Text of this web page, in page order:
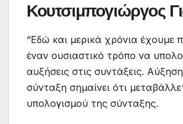
Κουτσιμπογιώργος
“Εδώ και μερικά χρόνια έχουμε
έναν ουσιαστικό τρόπο να
αυξήσεις στις συντάξεις.
σύνταξη σημαίνει ότι
υπολογισμού της σύνταξης.